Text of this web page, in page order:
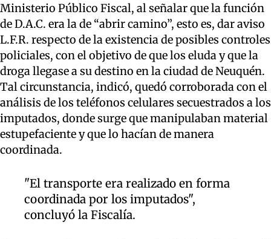
Ministerio Público Fiscal, al señalar que la función
de D.A.C. era la de “abrir camino”, esto es, dar aviso
L.F.R. respecto de la existencia de posibles controles
policiales, con el objetivo de que los eluda y que la
droga llegase a su destino en la ciudad de Neuquén.
Tal circunstancia, indicó, quedó corroborada con el
análisis de los teléfonos celulares secuestrados a los
imputados, donde surge que manipulaban material
estupefaciente y que lo hacían de manera
coordinada.
"El transporte era realizado en forma
coordinada por los imputados",
concluyó la Fiscalía.